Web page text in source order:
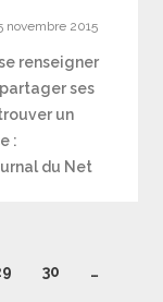
novembre 2015
renseigner
partager ses
un
:
du Net
30
…